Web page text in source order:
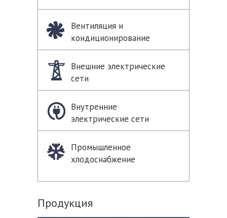
Вентиляция и
кондиционирование
Внешние электрические
сети
Внутренние
электрические сети
Промышленное
хлодоснабжение
Продукция